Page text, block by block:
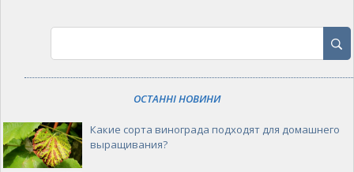
ОСТАННІ НОВИНИ
Какие сорта винограда подходят для домашнего
выращивания?